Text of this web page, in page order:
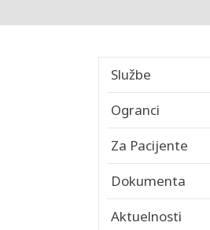
Službe
Ogranci
Za Pacijente
Dokumenta
Aktuelnosti